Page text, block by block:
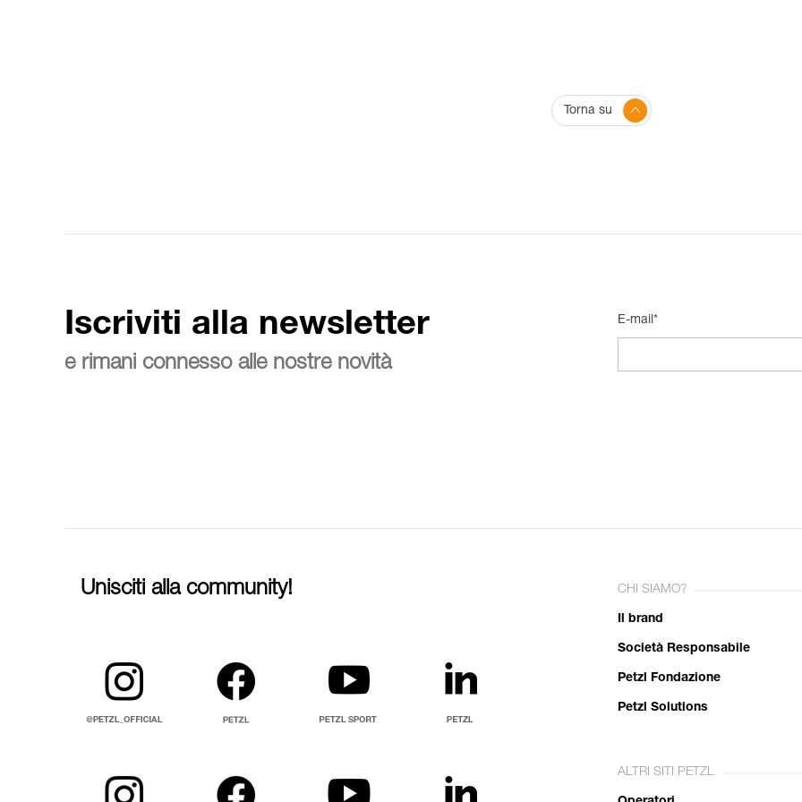
Torna su
Iscriviti alla newsletter
e rimani connesso alle nostre novità
E-mail*
Unisciti alla community! CHI SIAMO?
Il brand
Società Responsabile
Petzl Fondazione
Petzl Solutions
ALTRI SITI PETZL